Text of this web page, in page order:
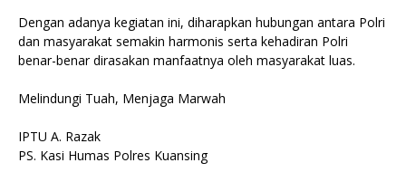
Dengan adanya kegiatan ini, diharapkan hubungan antara Polri
dan masyarakat semakin harmonis serta kehadiran Polri
benar-benar dirasakan manfaatnya oleh masyarakat luas.
Melindungi Tuah, Menjaga Marwah
IPTU A. Razak
PS. Kasi Humas Polres Kuansing